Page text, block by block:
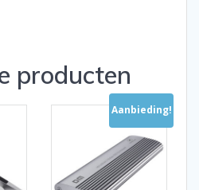
producten
Aanbieding!